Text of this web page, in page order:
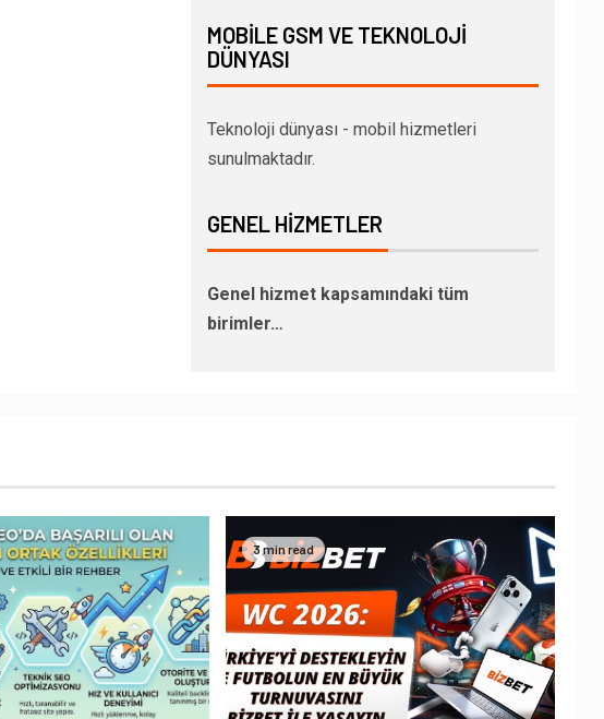
MOBILE GSM VE TEKNOLOJI
DÜNYASI
Teknoloji dünyası - mobil hizmetleri
sunulmaktadır.
GENEL HIZMETLER
Genel hizmet kapsamındaki tüm
birimler…
3 min read